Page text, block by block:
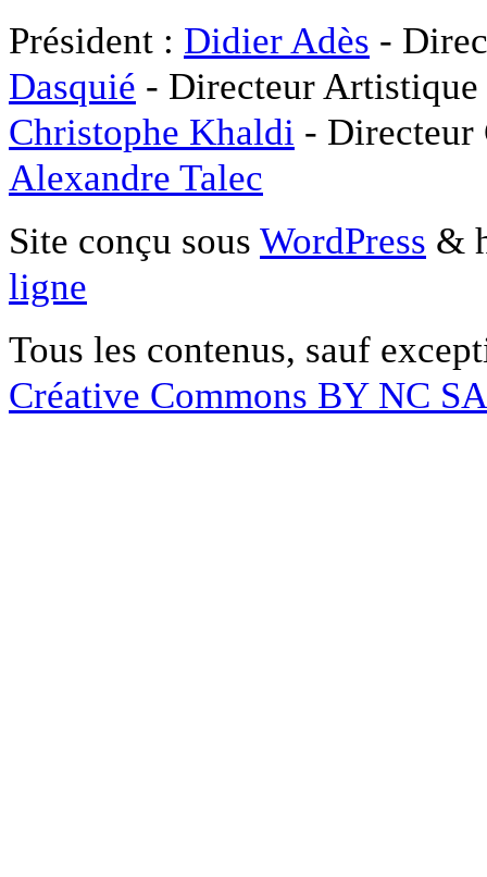
Président : Didier Adès -
Dasquié - Directeur
Christophe Khaldi -
Alexandre Talec
Site conçu sous WordPress &
ligne
Tous les contenus, sauf
Créative Commons BY NC SA